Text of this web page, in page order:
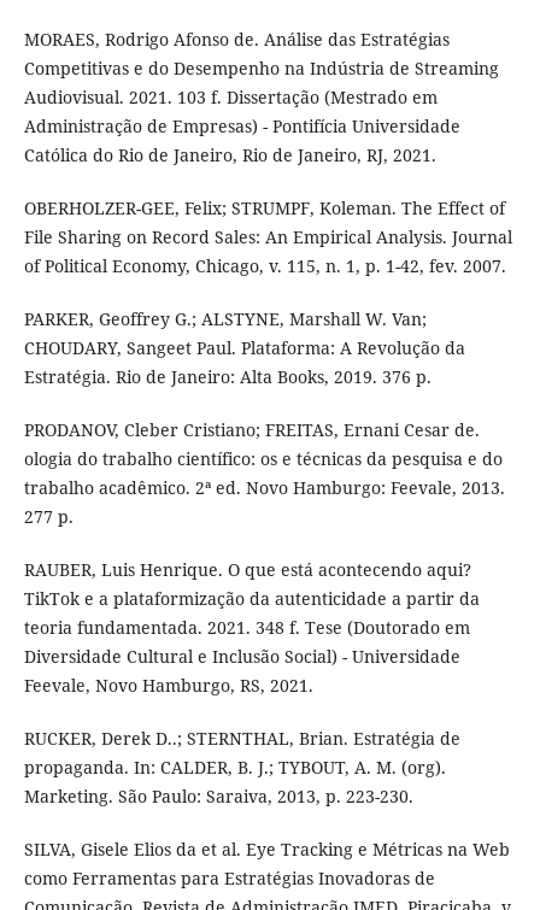
MORAES, Rodrigo Afonso de. Análise das Estratégias
Competitivas e do Desempenho na Indústria de Streaming
Audiovisual. 2021. 103 f. Dissertação (Mestrado em
Administração de Empresas) - Pontifícia Universidade
Católica do Rio de Janeiro, Rio de Janeiro, RJ, 2021.
OBERHOLZER-GEE, Felix; STRUMPF, Koleman. The Effect of
File Sharing on Record Sales: An Empirical Analysis. Journal
of Political Economy, Chicago, v. 115, n. 1, p. 1-42, fev. 2007.
PARKER, Geoffrey G.; ALSTYNE, Marshall W. Van;
CHOUDARY, Sangeet Paul. Plataforma: A Revolução da
Estratégia. Rio de Janeiro: Alta Books, 2019. 376 p.
PRODANOV, Cleber Cristiano; FREITAS, Ernani Cesar de.
ologia do trabalho científico: os e técnicas da pesquisa e do
trabalho acadêmico. 2ª ed. Novo Hamburgo: Feevale, 2013.
277 p.
RAUBER, Luis Henrique. O que está acontecendo aqui?
TikTok e a plataformização da autenticidade a partir da
teoria fundamentada. 2021. 348 f. Tese (Doutorado em
Diversidade Cultural e Inclusão Social) - Universidade
Feevale, Novo Hamburgo, RS, 2021.
RUCKER, Derek D..; STERNTHAL, Brian. Estratégia de
propaganda. In: CALDER, B. J.; TYBOUT, A. M. (org).
Marketing. São Paulo: Saraiva, 2013, p. 223-230.
SILVA, Gisele Elios da et al. Eye Tracking e Métricas na Web
como Ferramentas para Estratégias Inovadoras de